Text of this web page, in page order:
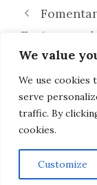
We value
We use cookies
serve
traffic. By
cookies.
Customize
Enriquecer
Diversidad
La
Clave para
AVISO